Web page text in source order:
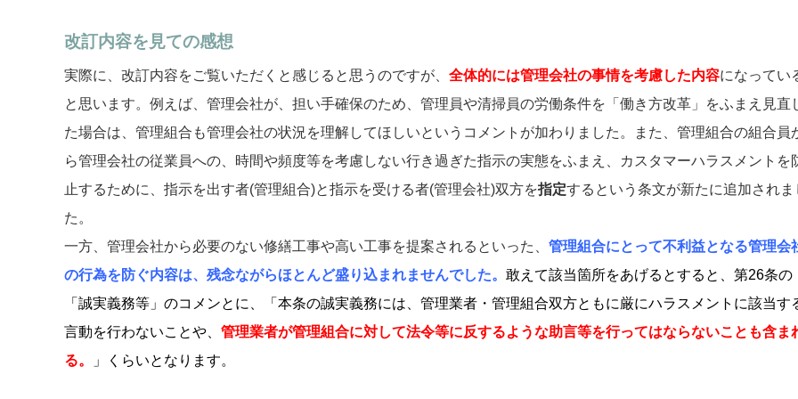
改訂内容を見ての感想
実際に、改訂内容をご覧いただくと感じると思うのですが、 全体的には管理会社の事情を考慮した内容になってい
と思います。例えば、管理会社が、担い手確保のため、管理員や清掃員の労働条件を「働き方改革」をふまえ見直
た場合は、管理組合も管理会社の状況を理解してほしいというコメントが加わりました。また、管理組合の組合員
ら管理会社の従業員への、時間や頻度等を考慮しない行き過ぎた指示の実態をふまえ、カスタマーハラスメントを
止するために、指示を出す者(管理組合)と指示を受ける者(管理会社)双方を指定するという条文が新たに追加されま
た。
一方、管理会社から必要のない修繕工事や高い工事を提案されるといった、 管理組合にとって不利益となる管理会
の行為を防ぐ内容は、残念ながらほとんど盛り込まれませんでした。 敢えて該当箇所をあげるとすると、第26条の
「 誠実義務等」のコメンとに、「本条の誠実義務には、管理業者・管理組合双方ともに厳にハラスメントに該当す
言動を行わないことや、 管理業者が管理組合に対して法令等に反するような助言等を行ってはならないことも含ま
る。
」くらいとなります。